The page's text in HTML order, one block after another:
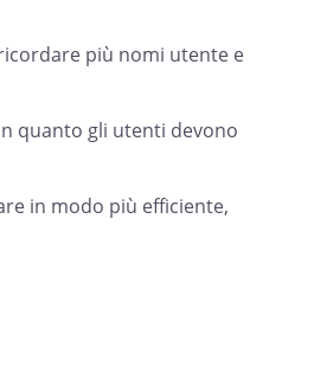
più nomi utente e
quanto gli utenti devono
in modo più efficiente,